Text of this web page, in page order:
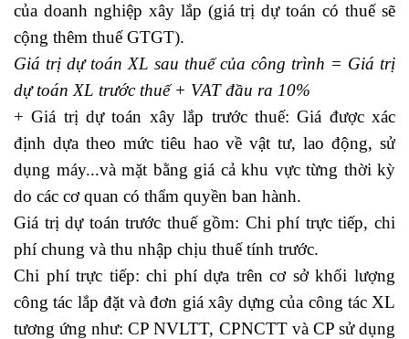
của doanh nghiệp xây lắp (giá trị dự toán có thuế sẽ
cộng thêm thuế GTGT).
Giá trị dự toán XL sau thuế của công trình = Giá trị
dự toán XL trước thuế + VAT đầu ra 10%
+ Giá trị dự toán xây lắp trước thuế: Giá được xác
định dựa theo mức tiêu hao về vật tư, lao động, sử
dụng máy...và mặt bằng giá cả khu vực từng thời kỳ
do các cơ quan có thẩm quyền ban hành.
Giá trị dự toán trước thuế gồm: Chi phí trực tiếp, chi
phí chung và thu nhập chịu thuế tính trước.
Chi phí trực tiếp: chi phí dựa trên cơ sở khối lượng
công tác lắp đặt và đơn giá xây dựng của công tác XL
tương ứng như: CP NVLTT, CPNCTT và CP sử dụng